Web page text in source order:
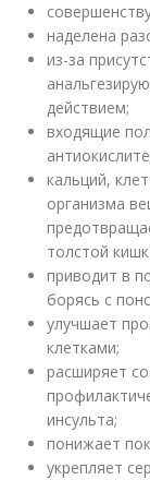
наделена
из-за
действием;
входящие
кальций,
организма
толстой
приводит в
борясь с
улучшает
клетками;
расширяет
инсульта;
понижает
укрепляет